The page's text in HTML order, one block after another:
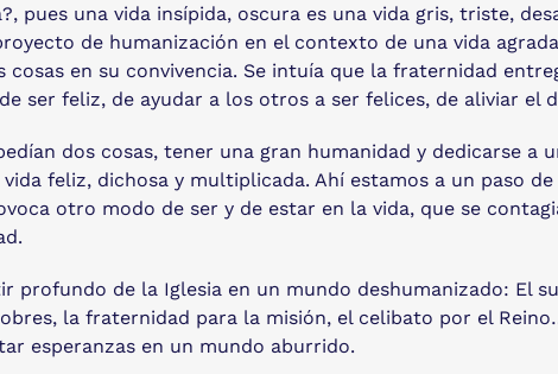
pues una vida insípida, oscura es una vida gris, triste,
de humanización en el contexto de una vida
en su convivencia. Se intuía que la fraternidad
ser feliz, de ayudar a los otros a ser felices, de aliviar el
dos cosas, tener una gran humanidad y dedicarse a
feliz, dichosa y multiplicada. Ahí estamos a un paso
otro modo de ser y de estar en la vida, que se
profundo de la Iglesia en un mundo deshumanizado: El
la fraternidad para la misión, el celibato por el
esperanzas en un mundo aburrido.